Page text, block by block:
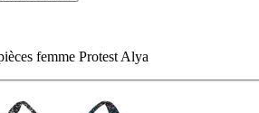
femme Protest Alya